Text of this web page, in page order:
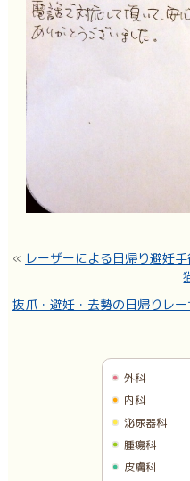
« レーザーによる日帰り避妊
抜爪・避妊・去勢の日帰りレ
外科
内科
泌尿器科
腫瘍科
皮膚科